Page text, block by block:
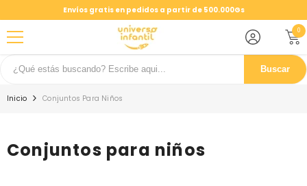
SALTAR AL CONTENIDO
Envíos gratis en pedidos a partir de 500.000Gs
00
Buscar
Inicio Conjuntos Para Niños
Conjuntos para niños